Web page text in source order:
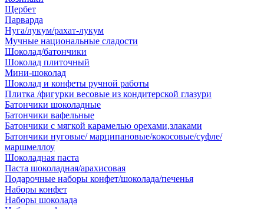
Щербет
Парварда
Нуга/лукум/рахат-лукум
Мучные национальные сладости
Шоколад/батончики
Шоколад плиточный
Мини-шоколад
Шоколад и конфеты ручной работы
Плитка /фигурки весовые из кондитерской глазури
Батончики шоколадные
Батончики вафельные
Батончики с мягкой карамелью орехами,злаками
Батончики нуговые/ марципановые/кокосовые/суфле/
маршмеллоу
Шоколадная паста
Паста шоколадная/арахисовая
Подарочные наборы конфет/шоколада/печенья
Наборы конфет
Наборы шоколада